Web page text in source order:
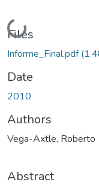
Loading...
Files
Informe_Final.pdf
Date
2010
Authors
Vega-Axtle, Roberto
Abstract